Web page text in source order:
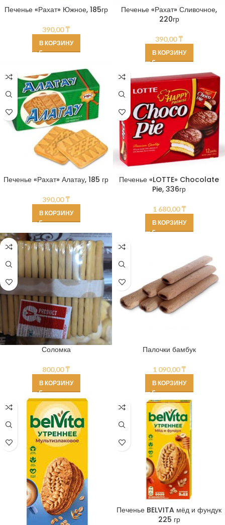
Печенье «Рахат» Южное, 185гр
390,00₸
В КОРЗИНУ
Печенье «Рахат» Сливочное,
220гр
390,00₸
В КОРЗИНУ
Печенье «Рахат» Алатау, 185 гр
390,00₸
В КОРЗИНУ
Печенье «LOTTE» Chocolate
Pie, 336гр
1 680,00₸
В КОРЗИНУ
Соломка
800,00₸
В КОРЗИНУ
Палочки бамбук
1 090,00₸
В КОРЗИНУ
Печенье BELVITA мёд и фундук
225 гр